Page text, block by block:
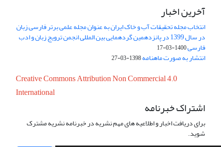
آخرین اخبار
انتخاب مجله تحقیقات آب و خاک ایران به عنوان مجله علمی برتر فارسی زبان
در سال 1399 در پانزدهمین گردهمایی بین المللی انجمن ترویج زبان و ادب
فارسی1400-03-17
انتشار به صورت ماهنامه1398-03-27
Creative Commons Attribution Non Commercial 4.0
International
اشتراک خبرنامه
برای دریافت اخبار و اطلاعیه های مهم نشریه در خبرنامه نشریه مشترک
شوید.